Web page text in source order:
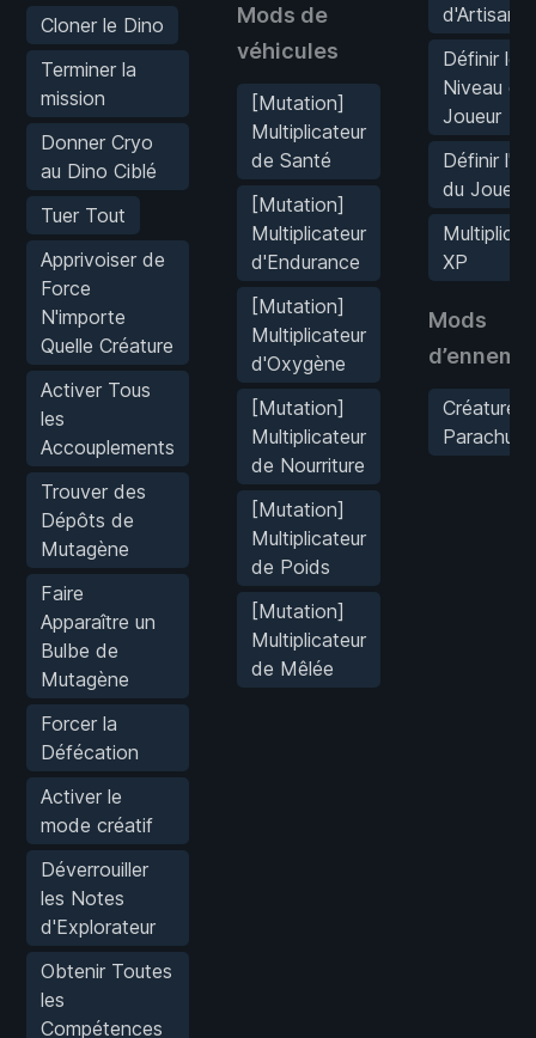
Cloner le Dino
Terminer la
mission
Donner Cryo
au Dino Ciblé
Tuer Tout
Apprivoiser de
Force
N'importe
Quelle Créature
Activer Tous
les
Accouplements
Trouver des
Dépôts de
Mutagène
Faire
Apparaître un
Bulbe de
Mutagène
Forcer la
Défécation
Activer le
mode créatif
Déverrouiller
les Notes
d'Explorateur
Obtenir Toutes
les
Compétences
Mods de
véhicules
[Mutation]
Multiplicateur
de Santé
[Mutation]
Multiplicateur
d'Endurance
[Mutation]
Multiplicateur
d'Oxygène
[Mutation]
Multiplicateur
de Nourriture
[Mutation]
Multiplicateur
de Poids
[Mutation]
Multiplicateur
de Mêlée
d'Artisanat
Définir le
Niveau du
Joueur
Définir l'XP
du Joueur
XP
Mods
d’ennemis
Créatures